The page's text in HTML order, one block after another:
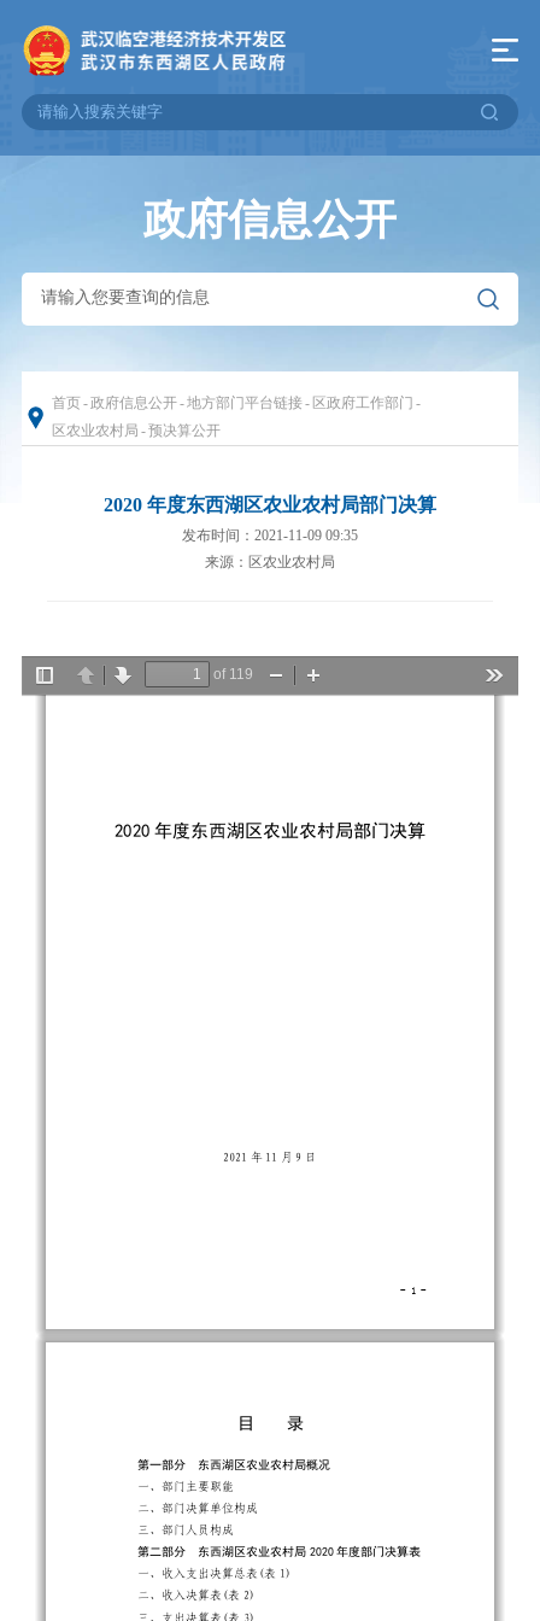
政府信息公开
首页-政府信息公开-地方部门平台链接- 区政府工作部门 -
区农业农村局 -预决算公开
2020 年度东西湖区农业农村局部门决算
发布时间：2021-11-09 09:35
来源：区农业农村局